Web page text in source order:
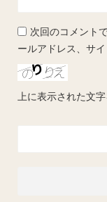
次回のコメント
ールアドレス、サイ
上に表示された文